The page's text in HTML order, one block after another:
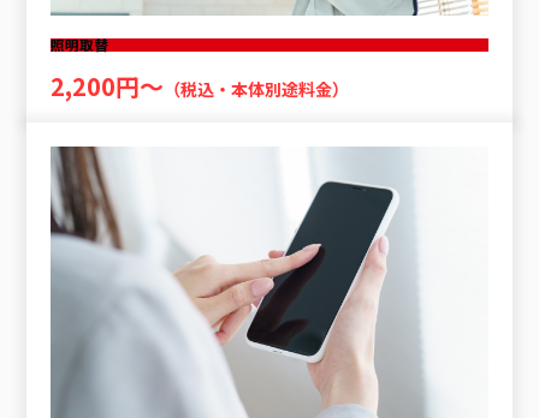
照明取替
2,200円〜 （税込・本体別途料金）